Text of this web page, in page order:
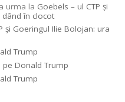
urma la Goebels – ul CTP şi
în clocot
şi Goeringul Ilie Bolojan: ura
Trump
pe Donald Trump
Trump